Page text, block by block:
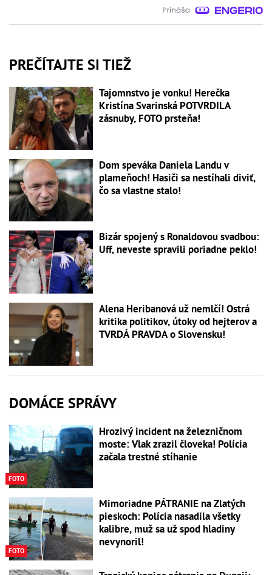
PREČÍTAJTE SI TIEŽ
Tajomnstvo je vonku! Herečka
Kristína Svarinská POTVRDILA
zásnuby, FOTO prsteňa!
Dom speváka Daniela Landu v
plameňoch! Hasiči sa nestíhali diviť,
čo sa vlastne stalo!
Bizár spojený s Ronaldovou svadbou:
Uff, neveste spravili poriadne peklo!
Alena Heribanová už nemlčí! Ostrá
kritika politikov, útoky od hejterov a
TVRDÁ PRAVDA o Slovensku!
DOMÁCE SPRÁVY
FOTO
Hrozivý incident na železničnom
moste: Vlak zrazil človeka! Polícia
začala trestné stíhanie
FOTO
Mimoriadne PÁTRANIE na Zlatých
pieskoch: Polícia nasadila všetky
kalibre, muž sa už spod hladiny
nevynoril!